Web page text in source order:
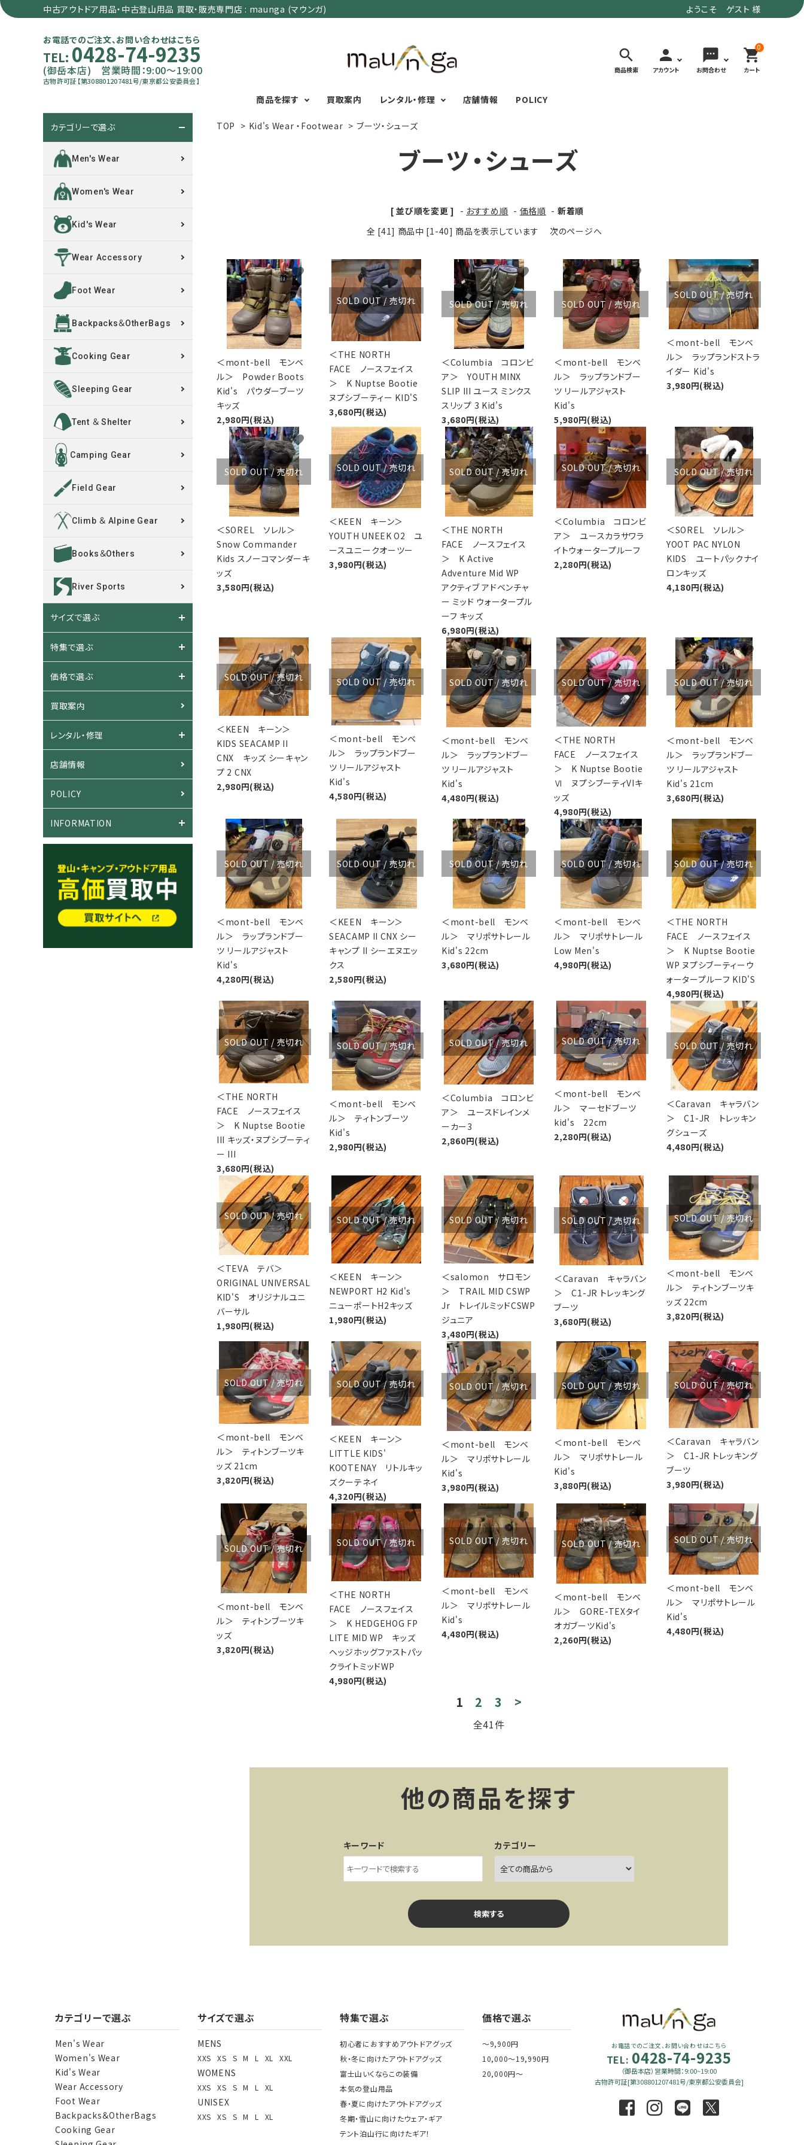
中古アウトドア用品・中古登山用品 買取・販売専門店 : maunga (マウンガ) ようこそ ゲスト 様
お電話でのご注文、お問い合わせはこちら
TEL: 0428-74-9235
(御岳本店) 営業時間：9:00～19:00
古物許可証【第308801207481号/東京都公安委員会】
search
商品検索
person
アカウント
sms
お問合わせ
0
shopping_cart
カート
商品を探す
Backpacks＆
OtherBags
Cooking Gear
Sleeping Gear
Tent ＆ Shelter
Camping Gear
Field Gear
Climb ＆ Alpine
Gear
Books＆Others
River Sports
サイズで選ぶ
XSSMLXLXXL
WOMENS
UNISEX
XXSXSSMLXL
特集で選ぶ
アグッズ
ッズ
本気の登山用品
春・夏に向けたアウトドアグ
ッズ
冬期・雪山に向けたウェア・
ギア
テント泊山行に向けたギ
ア！
沢登りに向けたウェア・ギ
ア！
トレイルラン向けウェア・ギ
ア！
キャンプに向けたギア！
ウェア・ギア
ヴィンテージなアイテム
リバースポーツ
ミリタリーライン・ミリタリー
買取案内 レンタル・修理 店舗情報 POLICY
レンタル・修理
INFORMATION
ACCOUNT MENU
ようこそ ゲスト 様
ログイン
TOP > Kid's Wear ・Footwear > ブーツ・シューズ
ブーツ・シューズ
[ 並び順を変更 ] - おすすめ順 - 価格順 - 新着順
全 [41] 商品中 [1-40] 商品を表示しています
次のページへ
＜mont-bell モンベ
ル＞ Powder Boots
Kid's パウダーブーツ
キッズ
2,980円(税込)
favorite
SOLD OUT / 売切れ
＜THE NORTH
FACE ノースフェイス
＞ K Nuptse Bootie
ヌプシブーティー KID'S
3,680円(税込)
favorite
SOLD OUT / 売切れ
＜Columbia コロンビ
ア＞ YOUTH MINX
SLIP III ユース ミンクス
スリップ 3 Kid’s
3,680円(税込)
favorite
SOLD OUT / 売切れ
＜mont-bell モンベ
ル＞ ラップランドブー
ツ リールアジャスト
Kid's
5,980円(税込)
favorite
SOLD OUT / 売切れ
＜mont-bell モンベ
ル＞ ラップランドストラ
イダー Kid's
3,980円(税込)
favorite
SOLD OUT / 売切れ
＜SOREL ソレル＞
Snow Commander
Kids スノーコマンダーキ
ッズ
3,580円(税込)
favorite
SOLD OUT / 売切れ
＜KEEN キーン＞
YOUTH UNEEK O2 ユ
ースユニークオーツー
3,980円(税込)
favorite
SOLD OUT / 売切れ
＜THE NORTH
FACE ノースフェイス
＞ K Active
Adventure Mid WP
アクティブ アドベンチャ
ー ミッド ウォータープル
ーフ キッズ
6,980円(税込)
favorite
SOLD OUT / 売切れ
＜Columbia コロンビ
ア＞ ユースカラサワラ
イトウォータープルーフ
2,280円(税込)
favorite
SOLD OUT / 売切れ
＜SOREL ソレル＞
YOOT PAC NYLON
KIDS ユートパックナイ
ロンキッズ
4,180円(税込)
favorite
SOLD OUT / 売切れ
＜KEEN キーン＞
KIDS SEACAMP II
CNX キッズ シーキャン
プ 2 CNX
2,980円(税込)
favorite
SOLD OUT / 売切れ
＜mont-bell モンベ
ル＞ ラップランドブー
ツ リールアジャスト
Kid's
4,580円(税込)
favorite
SOLD OUT / 売切れ
＜mont-bell モンベ
ル＞ ラップランドブー
ツ リールアジャスト
Kid's
4,480円(税込)
favorite
SOLD OUT / 売切れ
＜THE NORTH
FACE ノースフェイス
＞ K Nuptse Bootie
Ⅵ ヌプシブーティVIキ
ッズ
4,980円(税込)
favorite
SOLD OUT / 売切れ
＜mont-bell モンベ
ル＞ ラップランドブー
ツ リールアジャスト
Kid's 21cm
3,680円(税込)
favorite
SOLD OUT / 売切れ
＜mont-bell モンベ
ル＞ ラップランドブー
ツ リールアジャスト
Kid's
4,280円(税込)
favorite
SOLD OUT / 売切れ
＜KEEN キーン＞
SEACAMP II CNX シー
キャンプ II シーエヌエッ
クス
2,580円(税込)
favorite
SOLD OUT / 売切れ
＜mont-bell モンベ
ル＞ マリポサトレール
Kid's 22cm
3,680円(税込)
favorite
SOLD OUT / 売切れ
＜mont-bell モンベ
ル＞ マリポサトレール
Low Men's
4,980円(税込)
favorite
SOLD OUT / 売切れ
＜THE NORTH
FACE ノースフェイス
＞ K Nuptse Bootie
WP ヌプシブーティーウ
ォータープルーフ KID'S
4,980円(税込)
favorite
SOLD OUT / 売切れ
＜THE NORTH
FACE ノースフェイス
＞ K Nuptse Bootie
III キッズ・ヌプシブーティ
ー III
3,680円(税込)
favorite
SOLD OUT / 売切れ
＜mont-bell モンベ
ル＞ ティトンブーツ
Kid's
2,980円(税込)
favorite
SOLD OUT / 売切れ
＜Columbia コロンビ
ア＞ ユースドレインメ
ーカー3
2,860円(税込)
favorite
SOLD OUT / 売切れ
＜mont-bell モンベ
ル＞ マーセドブーツ
kid's 22cm
2,280円(税込)
favorite
SOLD OUT / 売切れ
＜Caravan キャラバン
＞ C1-JR トレッキン
グシューズ
4,480円(税込)
favorite
SOLD OUT / 売切れ
＜TEVA テバ＞
ORIGINAL UNIVERSAL
KID'S オリジナルユニ
バーサル
1,980円(税込)
favorite
SOLD OUT / 売切れ
＜KEEN キーン＞
NEWPORT H2 Kid's
ニューポートH2キッズ
1,980円(税込)
favorite
SOLD OUT / 売切れ
＜salomon サロモン
＞ TRAIL MID CSWP
Jr トレイルミッドCSWP
ジュニア
3,480円(税込)
favorite
SOLD OUT / 売切れ
＜Caravan キャラバン
＞ C1-JR トレッキング
ブーツ
3,680円(税込)
favorite
SOLD OUT / 売切れ
＜mont-bell モンベ
ル＞ ティトンブーツキ
ッズ 22cm
3,820円(税込)
favorite
SOLD OUT / 売切れ
＜mont-bell モンベ
ル＞ ティトンブーツキ
ッズ 21cm
3,820円(税込)
favorite
SOLD OUT / 売切れ
＜KEEN キーン＞
LITTLE KIDS'
KOOTENAY リトルキッ
ズクーテネイ
4,320円(税込)
favorite
SOLD OUT / 売切れ
＜mont-bell モンベ
ル＞ マリポサトレール
Kid's
3,980円(税込)
favorite
SOLD OUT / 売切れ
＜mont-bell モンベ
ル＞ マリポサトレール
Kid's
3,880円(税込)
favorite
SOLD OUT / 売切れ
＜Caravan キャラバン
＞ C1-JR トレッキング
ブーツ
3,980円(税込)
favorite
SOLD OUT / 売切れ
＜mont-bell モンベ
ル＞ ティトンブーツキ
ッズ
3,820円(税込)
favorite
SOLD OUT / 売切れ
＜THE NORTH
FACE ノースフェイス
＞ K HEDGEHOG FP
LITE MID WP キッズ
ヘッジホッグファストパッ
クライトミッドWP
4,980円(税込)
favorite
SOLD OUT / 売切れ
＜mont-bell モンベ
ル＞ マリポサトレール
Kid's
4,480円(税込)
favorite
SOLD OUT / 売切れ
＜mont-bell モンベ
ル＞ GORE-TEXタイ
オガブーツKid's
2,260円(税込)
favorite
SOLD OUT / 売切れ
＜mont-bell モンベ
ル＞ マリポサトレール
Kid's
4,480円(税込)
favorite
1 2 3 >
全41件
他の商品を探す
キーワード カテゴリー
検索する
カテゴリー
カテゴリーで選ぶ
Men's Wear
Women's Wear
Kid's Wear
Wear Accessory
Foot Wear
Backpacks＆OtherBags
Cooking Gear
Sleeping Gear
Tent ＆ Shelter
Camping Gear
Field Gear
Climb ＆ Alpine Gear
Books＆Others
River Sports
サイズで選ぶ
特集で選ぶ
価格で選ぶ
買取案内
レンタル・修理
店舗情報
POLICY
INFORMATION
カテゴリーで選ぶ
Men's Wear
Women's Wear
Kid's Wear
Wear Accessory
Foot Wear
Backpacks＆OtherBags
Cooking Gear
サイズで選ぶ
MENS
XXS XS S M L XL XXL
WOMENS
XXS XS S M L XL
UNISEX
XXS XS S M L XL
特集で選ぶ
初心者におすすめアウトドアグッズ
秋・冬に向けたアウトドアグッズ
富士山いくならこの装備
本気の登山用品
春・夏に向けたアウトドアグッズ
冬期・雪山に向けたウェア・ギア
テント泊山行に向けたギア！
価格で選ぶ
～9,900円
10,000～19,990円
20,000円～
お電話でのご注文、お問い合わせはこちら
TEL: 0428-74-9235
（御岳本店）営業時間：9:00~19:00
古物許可証[第308801207481号/東京都公安委員会]